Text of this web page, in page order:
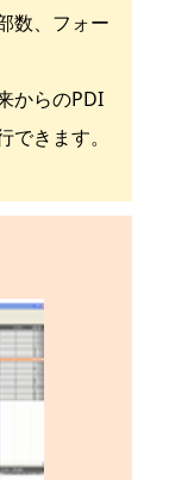
数、フォー
からのPDI
きます。